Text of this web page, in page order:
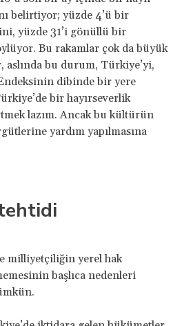
belirtiyor; yüzde 4’ü bir
yüzde 31’i gönüllü bir
Bu rakamlar çok da büyük
aslında bu durum, Türkiye’yi,
dibinde bir yere
bir hayırseverlik
lazım. Ancak bu kültürün
yardım yapılmasına
milliyetçiliğin yerel hak
başlıca nedenleri